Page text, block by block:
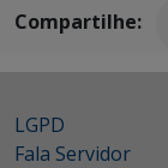
Compartilhe:
LGPD
Fala Servidor